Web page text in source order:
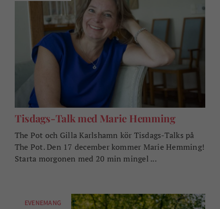
Tisdags-Talk med Marie Hemming
The Pot och Gilla Karlshamn kör Tisdags-Talks på
The Pot. Den 17 december kommer Marie Hemming!
Starta morgonen med 20 min mingel ...
EVENEMANG